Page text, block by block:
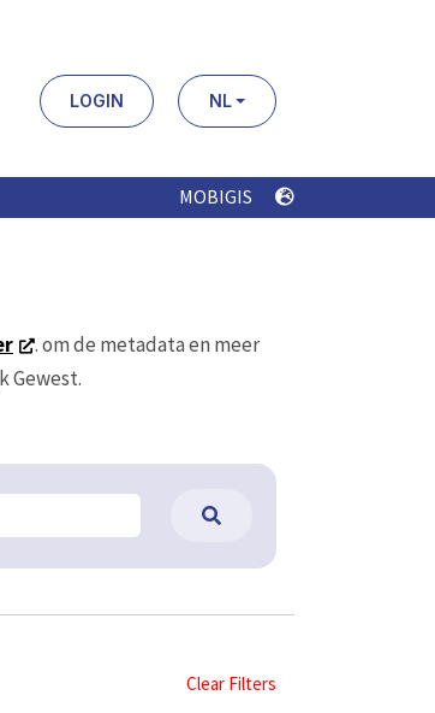
LOGIN NL
MOBIGIS
. om de metadata en meer
Gewest.
Clear Filters